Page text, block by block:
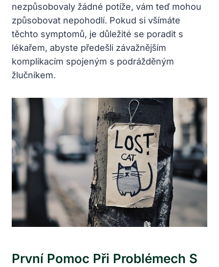
nezpůsobovaly žádné potíže, vám teď mohou
způsobovat nepohodlí. Pokud si všímáte
těchto symptomů, je důležité se poradit s
lékařem, abyste předešli závažnějším
komplikacím spojeným s podrážděným
žlučníkem.
První Pomoc Při Problémech S